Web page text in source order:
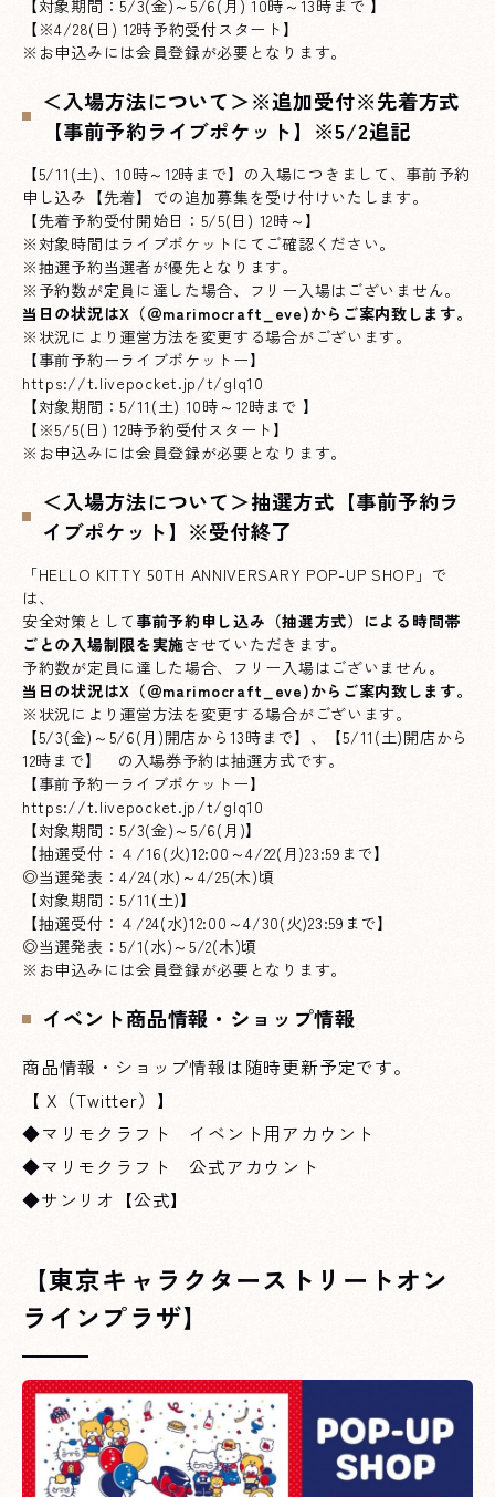
【対象期間：5/3(金)～5/6(月) 10時～13時まで 】
【※4/28(日) 12時予約受付スタート】
※お申込みには会員登録が必要となります。
＜入場方法について＞※追加受付※先着方式
【事前予約ライブポケット】※5/2追記
【5/11(土)、10時～12時まで】の入場につきまして、事前予約
申し込み【先着】での追加募集を受け付けいたします。
【先着予約受付開始日：5/5(日) 12時～】
※対象時間はライブポケットにてご確認ください。
※抽選予約当選者が優先となります。
※予約数が定員に達した場合、フリー入場はございません。
当日の状況はX（＠marimocraft_eve)からご案内致します。
※状況により運営方法を変更する場合がございます。
【事前予約ーライブポケットー】
https://t.livepocket.jp/t/glq10
【対象期間：5/11(土) 10時～12時まで 】
【※5/5(日) 12時予約受付スタート】
※お申込みには会員登録が必要となります。
＜入場方法について＞抽選方式【事前予約ラ
イブポケット】※受付終了
「HELLO KITTY 50TH ANNIVERSARY POP-UP SHOP」で
は、
安全対策として 事前予約申し込み（抽選方式）による時間帯
ごとの入場制限を実施させていただきます。
予約数が定員に達した場合、フリー入場はございません。
当日の状況はX（＠marimocraft_eve)からご案内致します。
※状況により運営方法を変更する場合がございます。
【5/3(金)～5/6(月)開店から13時まで】、【5/11(土)開店から
12時まで】 の入場券予約は抽選方式です。
【事前予約ーライブポケットー】
https://t.livepocket.jp/t/glq10
【対象期間：5/3(金)～5/6(月)】
【抽選受付：４/16(火)12:00～4/22(月)23:59まで】
◎当選発表：4/24(水)～4/25(木)頃
【対象期間：5/11(土)】
【抽選受付：４/24(水)12:00～4/30(火)23:59まで】
◎当選発表：5/1(水)～5/2(木)頃
※お申込みには会員登録が必要となります。
イベント商品情報・ショップ情報
商品情報・ショップ情報は随時更新予定です。
【 X（Twitter）】
◆マリモクラフト イベント用アカウント
◆マリモクラフト 公式アカウント
◆サンリオ【公式】
【東京キャラクターストリートオン
ラインプラザ】